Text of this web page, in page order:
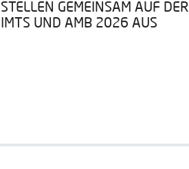
STELLEN GEMEINSAM AUF DER
IMTS UND AMB 2026 AUS